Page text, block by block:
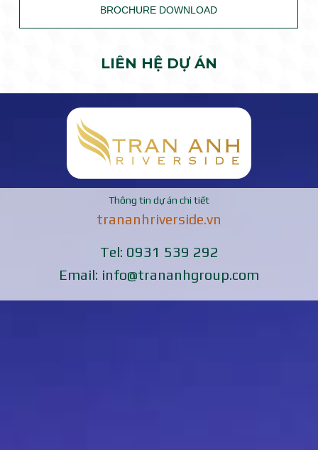
BROCHURE DOWNLOAD
LIÊN HỆ DỰ ÁN
Thông tin dự án chi tiết
trananhriverside.vn
Tel: 0931 539 292
Email: info@trananhgroup.com